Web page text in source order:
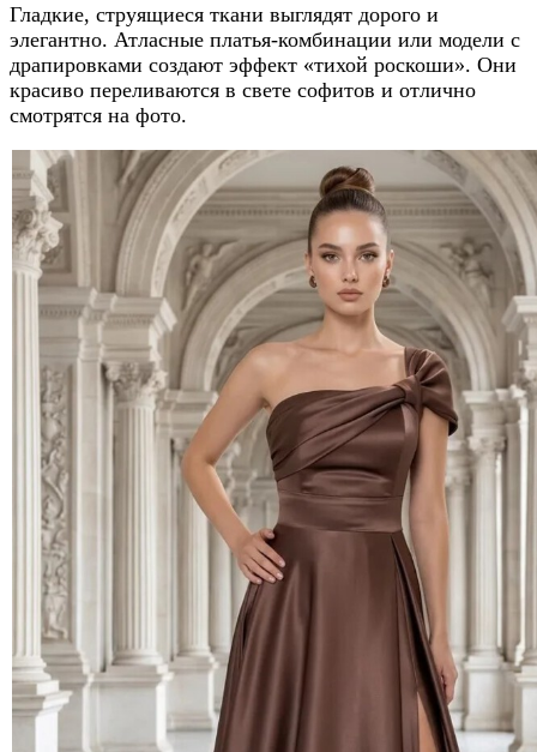
Гладкие, струящиеся ткани выглядят дорого и
элегантно. Атласные платья-комбинации или модели с
драпировками создают эффект «тихой роскоши». Они
красиво переливаются в свете софитов и отлично
смотрятся на фото.